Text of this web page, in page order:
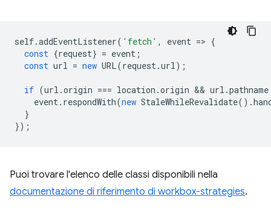
self.addEventListener( 'fetch' , event => {
const {request} = event ;
const url = new URL(request .url );
if (url .origin === location .origin && url .pathname
event . respondWith(new StaleWhileRevalidate().
}
});
Puoi trovare l'elenco delle classi disponibili nella
documentazione di riferimento di workbox-strategies.